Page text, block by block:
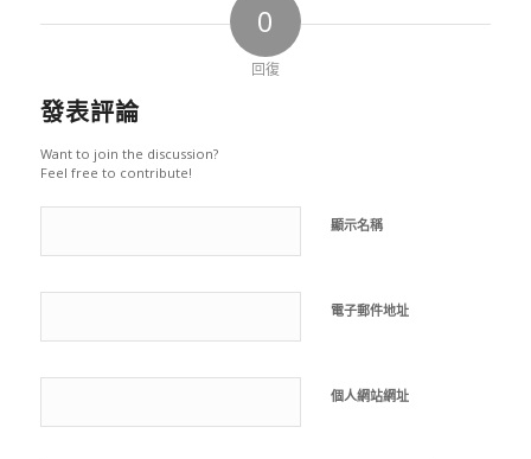
0
回復
發表評論
Want to join the discussion?
Feel free to contribute!
顯示名稱
電子郵件地址
個人網站網址